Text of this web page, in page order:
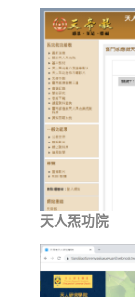
天人炁功院